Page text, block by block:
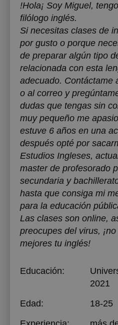
!Hola¡ Soy Miguel,
filólogo inglés.
Si necesitas clases de
por gusto o porque
de preparar algún tipo
relacionada con esta
adecuado. Contáctame
o al correo y
dudas que tengas sin
muy pequeño me
estuve 6 años en una
después opté por
Estudios Ingleses,
master de profesorado
secundaria y
hasta que consiga mi
para la educación
Las clases son online,
preocupes del virus,
mejores tu inglés!
Educación:
2021
Edad:
18-25